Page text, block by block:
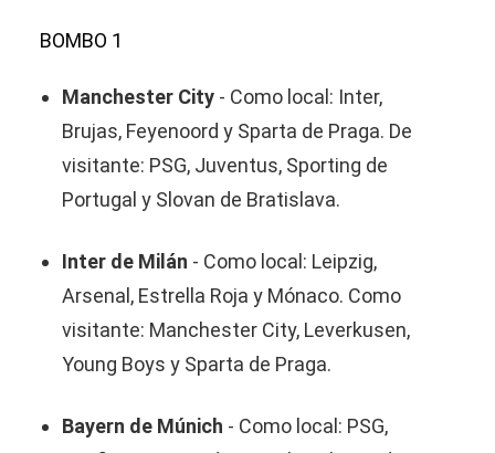
BOMBO 1
Manchester City - Como local: Inter,
Brujas, Feyenoord y Sparta de Praga. De
visitante: PSG, Juventus, Sporting de
Portugal y Slovan de Bratislava.
Inter de Milán - Como local: Leipzig,
Arsenal, Estrella Roja y Mónaco. Como
visitante: Manchester City, Leverkusen,
Young Boys y Sparta de Praga.
Bayern de Múnich - Como local: PSG,